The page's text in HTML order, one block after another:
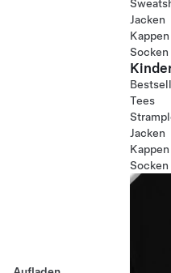
Jacken
Socken
Tees
Jacken
Socken